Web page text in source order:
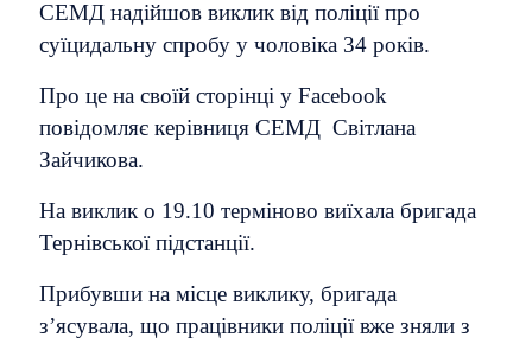
СЕМД надійшов виклик від поліції про
суїцидальну спробу у чоловіка 34 років.
Про це на своїй сторінці у Facebook
повідомляє керівниця СЕМД Світлана
Зайчикова.
На виклик о 19.10 терміново виїхала бригада
Тернівської підстанції.
Прибувши на місце виклику, бригада
з’ясувала, що працівники поліції вже зняли з